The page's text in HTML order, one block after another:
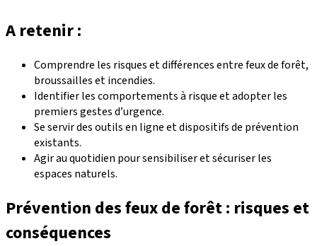
A retenir :
Comprendre les risques et différences entre feux de forêt,
broussailles et incendies.
Identifier les comportements à risque et adopter les
premiers gestes d’urgence.
Se servir des outils en ligne et dispositifs de prévention
existants.
Agir au quotidien pour sensibiliser et sécuriser les
espaces naturels.
Prévention des feux de forêt : risques et
conséquences